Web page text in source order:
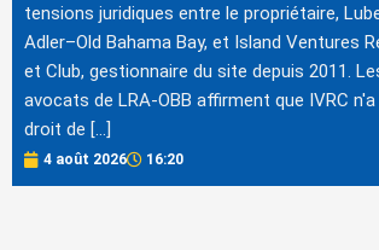
tensions juridiques entre le propriétaire,
Adler–Old Bahama Bay, et Island Ventures
et Club, gestionnaire du site depuis 2011.
avocats de LRA-OBB affirment que IVRC n'a
droit de […]
4 août 2026 16:20